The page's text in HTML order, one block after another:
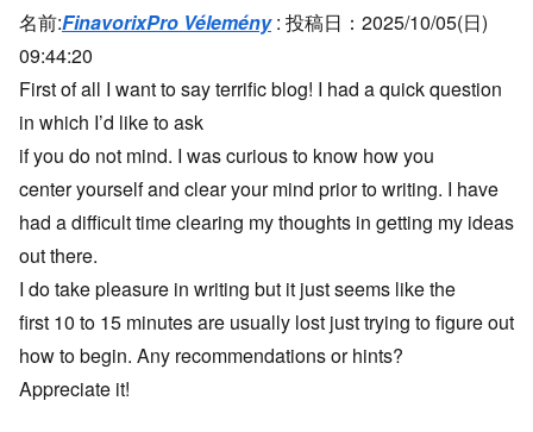
名前:FinavorixPro Vélemény: 投稿日：2025/10/05(日)
09:44:20
First of all I want to say terrific blog! I had a quick question
in which I’d like to ask
if you do not mind. I was curious to know how you
center yourself and clear your mind prior to writing. I have
had a difficult time clearing my thoughts in getting my ideas
out there.
I do take pleasure in writing but it just seems like the
first 10 to 15 minutes are usually lost just trying to figure out
how to begin. Any recommendations or hints?
Appreciate it!